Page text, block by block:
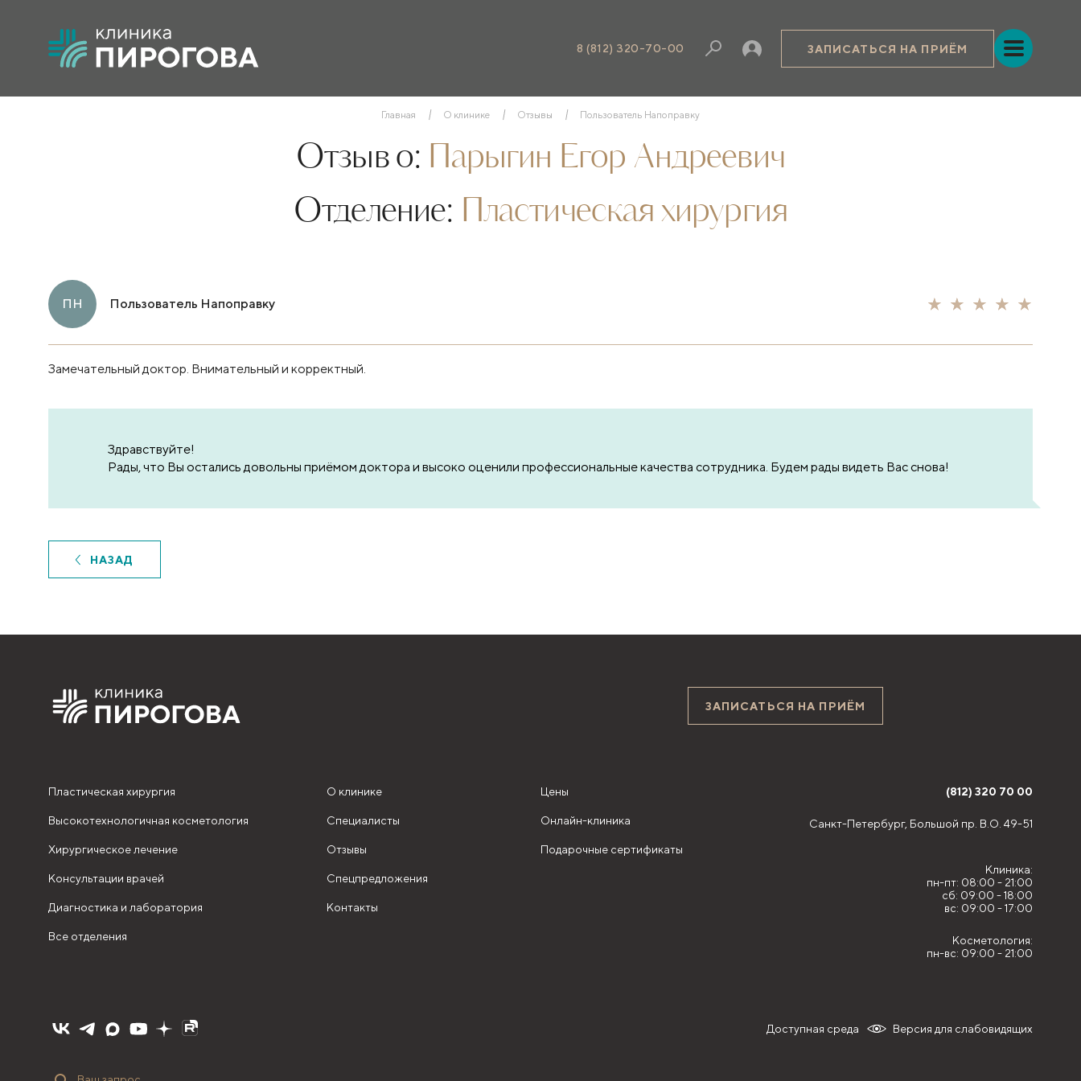
8 (812) 320-70-00 ЗАПИСАТЬСЯ НА ПРИЁМ
Главная О клинике Отзывы Пользователь Напоправку
Отзыв о: Парыгин Егор Андреевич
Отделение: Пластическая хирургия
ПН Пользователь Напоправку
Замечательный доктор. Внимательный и корректный.
Здравствуйте!
Рады, что Вы остались довольны приёмом доктора и высоко оценили профессиональные качества сотрудника. Будем рады видеть Вас снова!
НАЗАД
ЗАПИСАТЬСЯ НА ПРИЁМ
Пластическая хирургия
Высокотехнологичная косметология
Хирургическое лечение
Консультации врачей
Диагностика и лаборатория
Все отделения
О клинике
Специалисты
Отзывы
Спецпредложения
Контакты
Цены
Онлайн-клиника
Подарочные сертификаты
(812) 320 70 00
Санкт-Петербург, Большой пр. В.О. 49-51
Клиника:
пн-пт: 08:00 - 21:00
сб: 09:00 - 18:00
вс: 09:00 - 17:00
Косметология:
пн-вс: 09:00 - 21:00
Версия для слабовидящих
Доступная среда